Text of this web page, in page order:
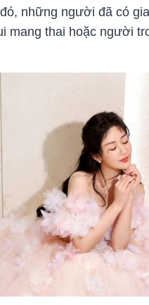
những người đã có
mang thai hoặc người